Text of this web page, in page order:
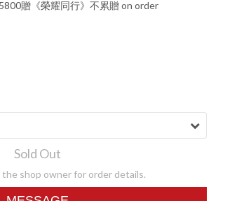
贈《榮耀同行》不累贈 on order
Sold Out
the shop owner for order details.